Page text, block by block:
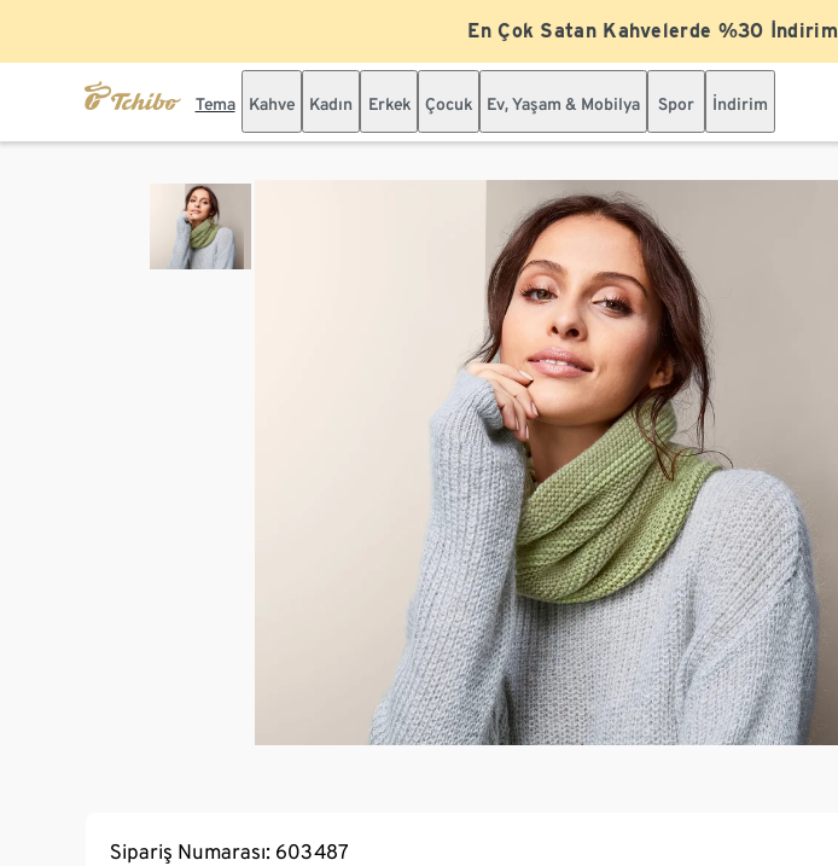
En Çok Satan Kahvelerde %30 İndirim
Tema Kahve Kadın Erkek Çocuk Ev, Yaşam & Mobilya Spor İndirim
Sipariş Numarası: 603487